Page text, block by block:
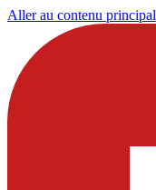
Aller au contenu principal